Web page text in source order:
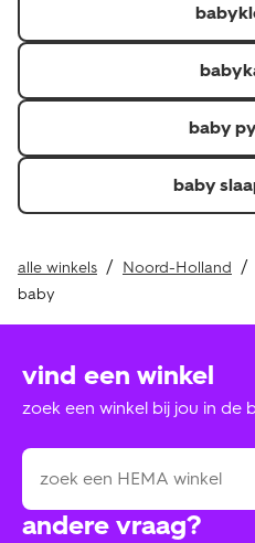
Je kunt de factuur, pakbon
thuislevering en kassabon of
afgehaalde of gekochte
Je hebt het artikel minder
Retourneer je de hele
verzendkosten of
baby
baby
alle winkels Noord-Holland
baby
andere vraag?
vind een winkel
zoek een winkel bij jou in de